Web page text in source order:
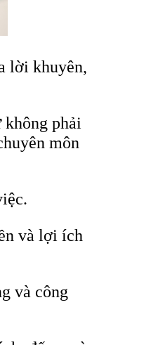
lời khuyên,
phải
môn
và lợi ích
và công